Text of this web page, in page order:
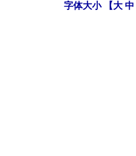
字体大小 【大 中